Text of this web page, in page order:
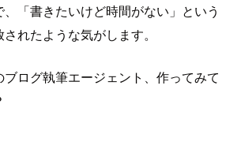
「書きたいけど時間がない」という
れたような気がします。
ログ執筆エージェント、作ってみて